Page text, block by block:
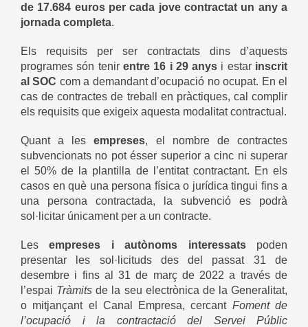
de 17.684 euros per cada jove contractat un any a
jornada completa.
Els requisits per ser contractats dins d’aquests
programes són tenir entre 16 i 29 anys i estar inscrit
al SOC com a demandant d’ocupació no ocupat. En el
cas de contractes de treball en pràctiques, cal complir
els requisits que exigeix ​​aquesta modalitat contractual.
Quant a lesempreses, el nombre de contractes
subvencionats no pot ésser superior a cinc ni superar
el 50% de la plantilla de l’entitat contractant. En els
casos en què una persona física o jurídica tingui fins a
una persona contractada, la subvenció es podrà
sol·licitar únicament per a un contracte.
Les empreses i autònoms interessatspoden
presentar les sol·licituds des del passat 31 de
desembre i fins al 31 de març de 2022 a través de
l’espai Tràmits de la seu electrònica de la Generalitat,
o mitjançant el Canal Empresa, cercant Foment de
l’ocupació i la contractació del Servei Públic